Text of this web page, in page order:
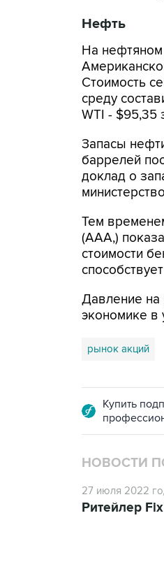
Нефть
На нефтяном
Стоимость
среду
WTI - $95,35
Запасы
баррелей
доклад о
Тем
(AAA,)
стоимости
Давление на
экономике в
рынок акций
Купить
НОВОСТИ
27 июля 2022
Ритейлер